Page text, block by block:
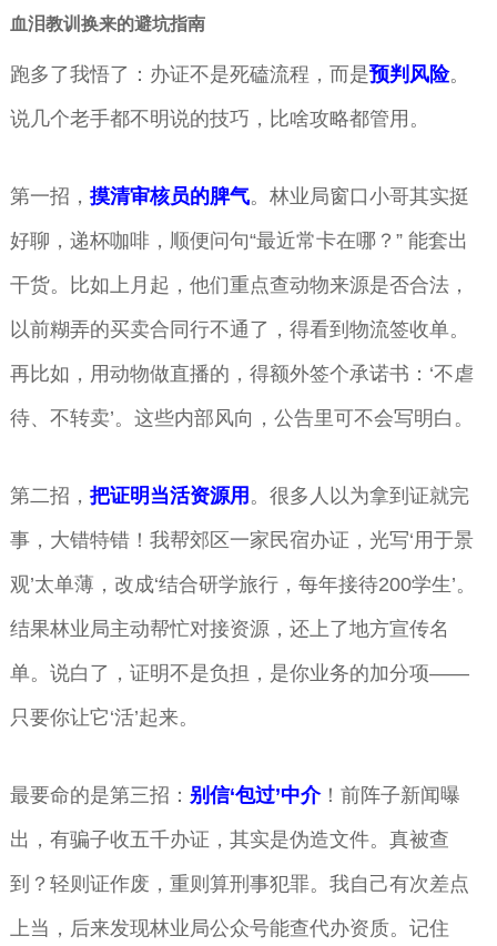
血泪教训换来的避坑指南
跑多了我悟了：办证不是死磕流程，而是预判风险。
说几个老手都不明说的技巧，比啥攻略都管用。
第一招， 摸清审核员的脾气。林业局窗口小哥其实挺
好聊，递杯咖啡，顺便问句“最近常卡在哪？” 能套出
干货。比如上月起，他们重点查动物来源是否合法，
以前糊弄的买卖合同行不通了，得看到物流签收单。
再比如，用动物做直播的，得额外签个承诺书：‘不虐
待、不转卖’。这些内部风向，公告里可不会写明白。
第二招， 把证明当活资源用 。很多人以为拿到证就完
事，大错特错！我帮郊区一家民宿办证，光写‘用于景
观’太单薄，改成‘结合研学旅行，每年接待200学生’。
结果林业局主动帮忙对接资源，还上了地方宣传名
单。说白了，证明不是负担，是你业务的加分项——
只要你让它‘活’起来。
最要命的是第三招： 别信‘包过’中介！前阵子新闻曝
出，有骗子收五千办证，其实是伪造文件。真被查
到？轻则证作废，重则算刑事犯罪。我自己有次差点
上当，后来发现林业局公众号能查代办资质。记住